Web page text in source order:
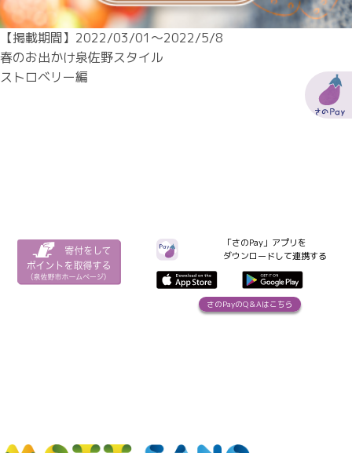
【掲載期間】2022/03/01〜2022/5/8
春のお出かけ泉佐野スタイル
ストロベリー編
「さのPay」アプリを
ダウンロードして連携する
さのPayのQ＆Aはこちら